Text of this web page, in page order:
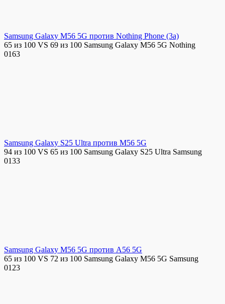
Samsung Galaxy M56 5G против Nothing Phone (3a)
65 из 100 VS 69 из 100 Samsung Galaxy M56 5G Nothing
0163
Samsung Galaxy S25 Ultra против M56 5G
94 из 100 VS 65 из 100 Samsung Galaxy S25 Ultra Samsung
0133
Samsung Galaxy M56 5G против A56 5G
65 из 100 VS 72 из 100 Samsung Galaxy M56 5G Samsung
0123